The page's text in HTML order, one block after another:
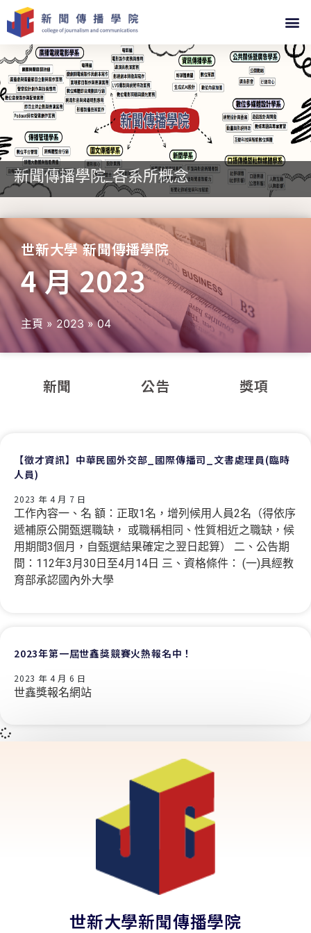
新聞傳播學院_各系所概念
世新大學 新聞傳播學院
4 月 2023
主頁 » 2023 »04
新聞 公告 獎項
【徵才資訊】中華民國外交部_國際傳播司_文書處理員(臨時
人員)
2023 年 4 月 7 日
工作內容一、名 額：正取1名，增列候用人員2名（得依序
遞補原公開甄選職缺， 或職稱相同、性質相近之職缺，候
用期間3個月，自甄選結果確定之翌日起算） 二、公告期
間：112年3月30日至4月14日 三、資格條件： (一)具經教
育部承認國內外大學
2023年第一屆世鑫獎競賽火熱報名中！
2023 年 4 月 6 日
世鑫獎報名網站
世新大學新聞傳播學院